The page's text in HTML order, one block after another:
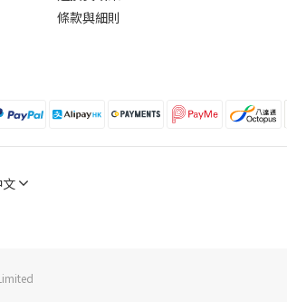
條款與細則